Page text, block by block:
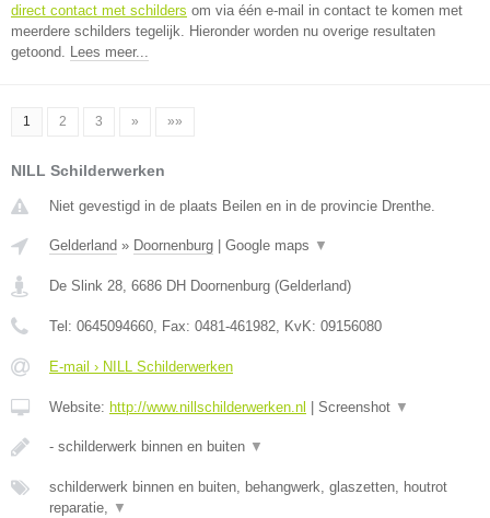
direct contact met schilders om via één e-mail in contact te komen met
meerdere schilders tegelijk. Hieronder worden nu overige resultaten
getoond. Lees meer...
1 2 3 » »»
NILL Schilderwerken
Niet gevestigd in de plaats Beilen en in de provincie Drenthe.
Gelderland » Doornenburg Google maps ▼
De Slink 28, 6686 DH Doornenburg (Gelderland)
Tel: 0645094660, Fax: 0481-461982, KvK: 09156080
E-mail › NILL Schilderwerken
Website: http://www.nillschilderwerken.nl Screenshot ▼
- schilderwerk binnen en buiten ▼
schilderwerk binnen en buiten, behangwerk, glaszetten, houtrot
reparatie, ▼